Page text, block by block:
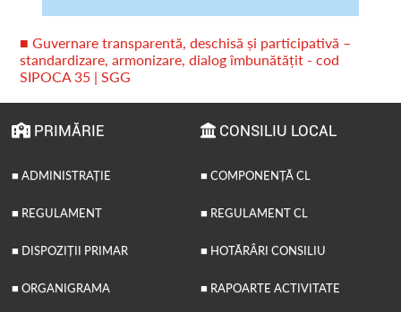
■ Guvernare transparentă, deschisă și participativă –
standardizare, armonizare, dialog îmbunătățit - cod
SIPOCA 35 | SGG
PRIMĂRIE
■ ADMINISTRAȚIE
■ REGULAMENT
■ DISPOZIȚII PRIMAR
■ ORGANIGRAMA
CONSILIU LOCAL
■ COMPONENȚĂ CL
■ REGULAMENT CL
■ HOTĂRÂRI CONSILIU
■ RAPOARTE ACTIVITATE